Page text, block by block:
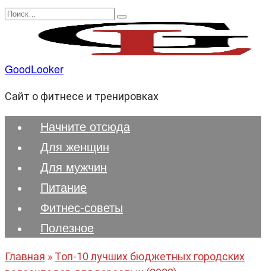
Перейти
содержанию
Search
GoodLooker
Сайт о фитнесе и тренировках
Начните отсюда
Для женщин
Для мужчин
Питание
Фитнес-советы
Полезноe
Главная » Топ-10 лучших бюджетных городских